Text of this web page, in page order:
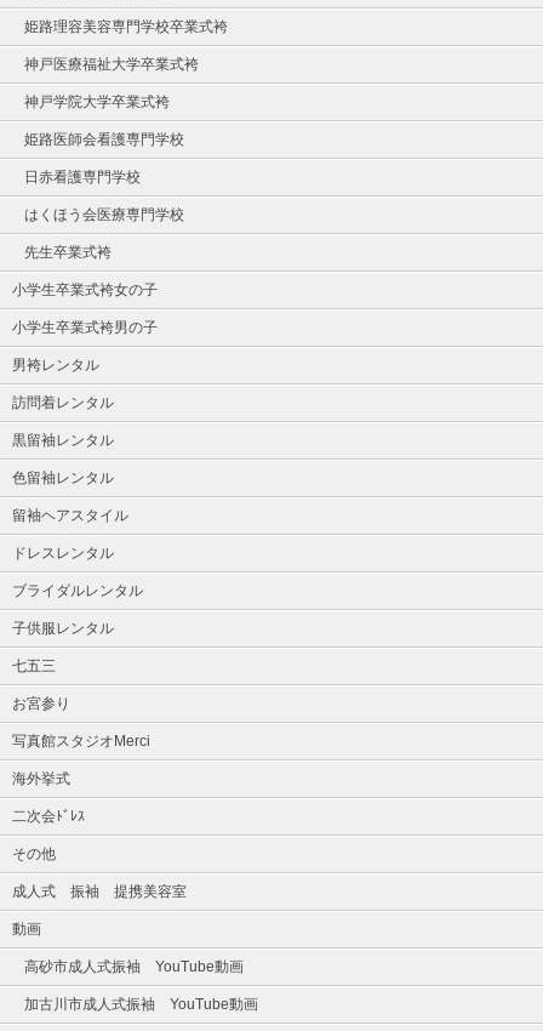
姫路理容美容専門学校卒業式袴
神戸医療福祉大学卒業式袴
神戸学院大学卒業式袴
姫路医師会看護専門学校
日赤看護専門学校
はくほう会医療専門学校
先生卒業式袴
小学生卒業式袴女の子
小学生卒業式袴男の子
男袴レンタル
訪問着レンタル
黒留袖レンタル
色留袖レンタル
留袖ヘアスタイル
ドレスレンタル
ブライダルレンタル
子供服レンタル
七五三
お宮参り
写真館スタジオMerci
海外挙式
二次会ﾄﾞﾚｽ
その他
成人式 振袖 提携美容室
動画
高砂市成人式振袖 YouTube動画
加古川市成人式振袖 YouTube動画